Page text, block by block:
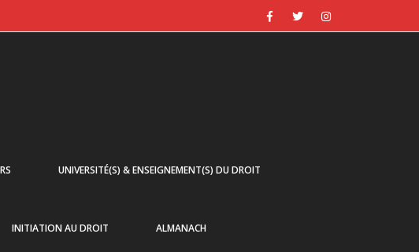
UNIVERSITÉ(S) & ENSEIGNEMENT(S) DU DROIT
INITIATION AU DROIT ALMANACH